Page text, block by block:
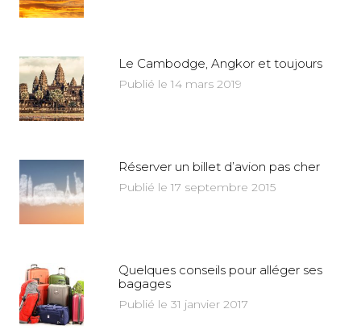
Le Cambodge, Angkor et toujours
Publié le 14 mars 2019
Réserver un billet d’avion pas cher
Publié le 17 septembre 2015
Quelques conseils pour alléger ses
bagages
Publié le 31 janvier 2017